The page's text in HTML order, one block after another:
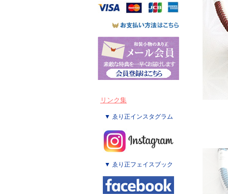
リンク集
▼ ゑり正インスタグラム
▼ ゑり正フェイスブック